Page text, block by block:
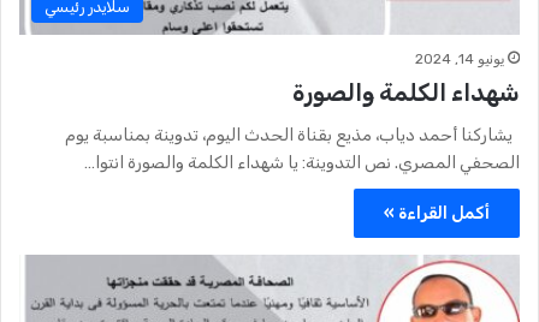
سلايدر رئيسي
يونيو 14, 2024
شهداء الكلمة والصورة
يشاركنا أحمد دياب، مذيع بقناة الحدث اليوم، تدوينة بمناسبة يوم
الصحفي المصري. نص التدوينة: يا شهداء الكلمة والصورة انتوا…
أكمل القراءة »